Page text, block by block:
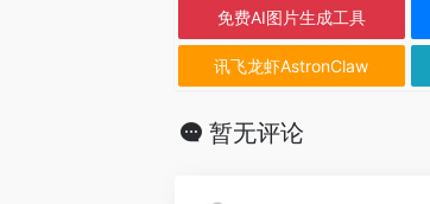
免费AI图片生成工具
讯飞龙虾AstronClaw
暂无评论